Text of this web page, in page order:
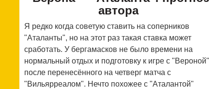
автора
Я редко когда советую ставить на соперников
"Аталанты", но на этот раз такая ставка может
сработать. У бергамасков не было времени на
нормальный отдых и подготовку к игре с "Вероной"
после перенесённого на четверг матча с
"Вильярреалом". Нечто похожее с "Аталантой"